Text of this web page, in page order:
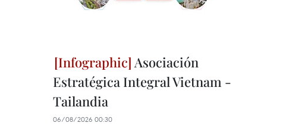
Asociación
Estratégica Integral Vietnam -
Tailandia
06/08/2026 00:30